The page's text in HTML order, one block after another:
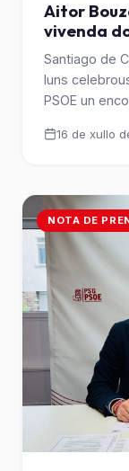
Aitor
vivenda
para
e dos
Santiago de
luns
PSOE un
PSdeG de
16 de xullo
NOTA DE